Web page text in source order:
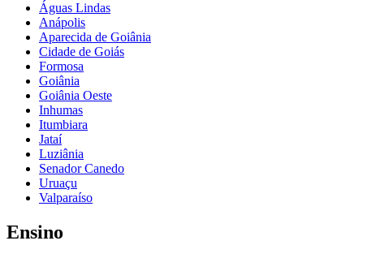
Águas Lindas
Anápolis
Aparecida de Goiânia
Cidade de Goiás
Formosa
Goiânia
Goiânia Oeste
Inhumas
Itumbiara
Jataí
Luziânia
Senador Canedo
Uruaçu
Valparaíso
Ensino